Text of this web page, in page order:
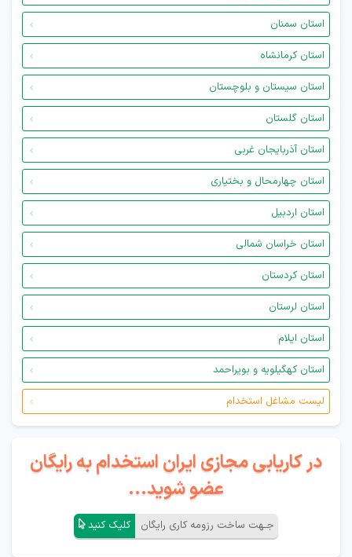
استان سمنان
استان کرمانشاه
استان سیستان و بلوچستان
استان گلستان
استان آذربایجان غربی
استان چهارمحال و بختیاری
استان اردبیل
استان خراسان شمالی
استان کردستان
استان لرستان
استان ایلام
استان کهگیلویه و بویراحمد
لیست مشاغل استخدام
در کاریابی مجازی ایران استخدام به رایگان
عضو شوید...
جـهت ساخت رزومه کاری رایگان کلیک کنید